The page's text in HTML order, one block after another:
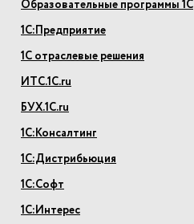
Образовательные программы 1С
1С:Предприятие
1С отраслевые решения
ИТС.1С.ru
БУХ.1С.ru
1С:Консалтинг
1С:Дистрибьюция
1С:Софт
1С:Интерес